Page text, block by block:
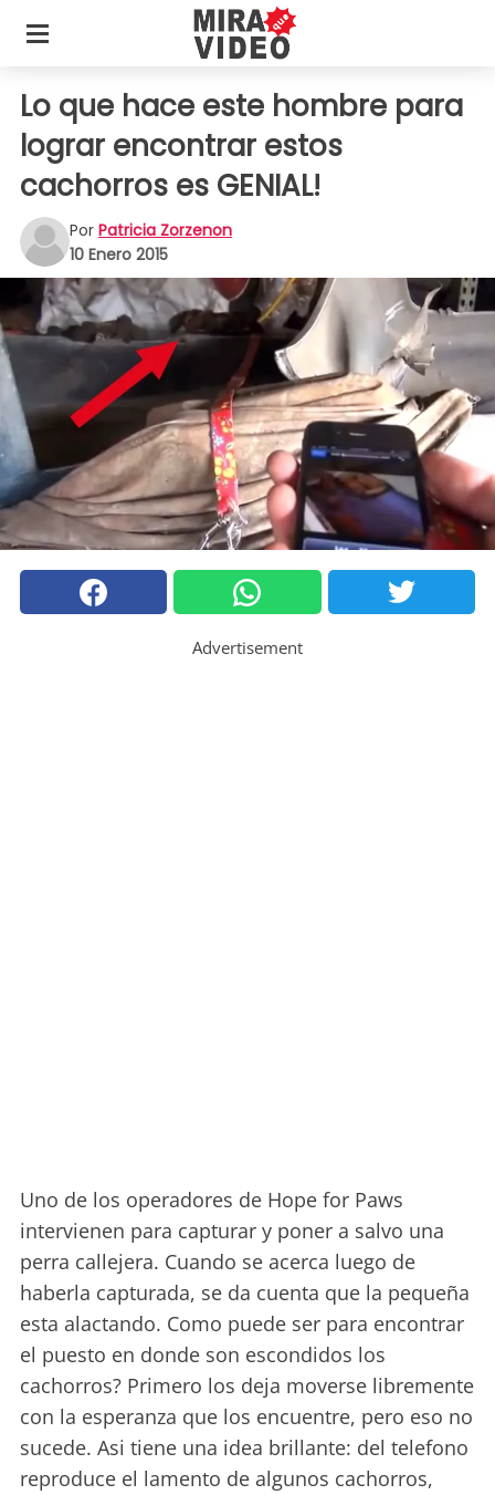
Lo que hace este hombre para
lograr encontrar estos
cachorros es GENIAL!
Por Patricia Zorzenon
10 Enero 2015
Advertisement
Uno de los operadores de Hope for Paws
intervienen para capturar y poner a salvo una
perra callejera. Cuando se acerca luego de
haberla capturada, se da cuenta que la pequeña
esta alactando. Como puede ser para encontrar
el puesto en donde son escondidos los
cachorros? Primero los deja moverse libremente
con la esperanza que los encuentre, pero eso no
sucede. Asi tiene una idea brillante: del telefono
reproduce el lamento de algunos cachorros,